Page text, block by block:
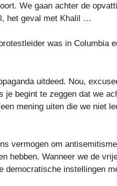
We gaan achter de
het geval met Khalil …
was in Columbia
uitdeed. Nou,
begint te zeggen dat we
mening uiten die we niet
vermogen om
hebben. Wanneer we de
democratische instellingen